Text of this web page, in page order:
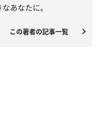
あなたに。
この著者の記事一覧